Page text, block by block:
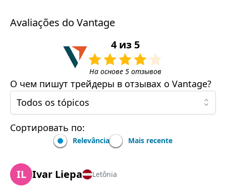
Avaliações do Vantage
4из 5
На основе 5отзывов
О чем пишут трейдеры в отзывах о Vantage?
Todos os tópicos
Сортировать по:
Relevância Mais recente
IL Ivar Liepa Letônia